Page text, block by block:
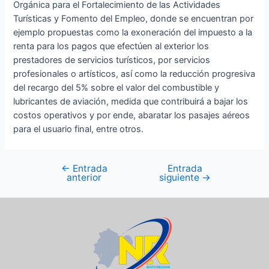
Orgánica para el Fortalecimiento de las Actividades
Turísticas y Fomento del Empleo, donde se encuentran por
ejemplo propuestas como la exoneración del impuesto a la
renta para los pagos que efectúen al exterior los
prestadores de servicios turísticos, por servicios
profesionales o artísticos, así como la reducción progresiva
del recargo del 5% sobre el valor del combustible y
lubricantes de aviación, medida que contribuirá a bajar los
costos operativos y por ende, abaratar los pasajes aéreos
para el usuario final, entre otros.
← Entrada
anterior
Entrada
siguiente →